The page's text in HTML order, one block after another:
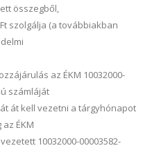
összegből,
szolgálja (a továbbiakban
az ÉKM 10032000-
számláját
át kell vezetni a tárgyhónapot
ÉKM
10032000-00003582-